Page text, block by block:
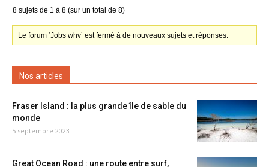
8 sujets de 1 à 8 (sur un total de 8)
Le forum ‘Jobs whv’ est fermé à de nouveaux sujets et réponses.
Nos articles
Fraser Island : la plus grande île de sable du
monde
5 septembre 2023
Great Ocean Road : une route entre surf,